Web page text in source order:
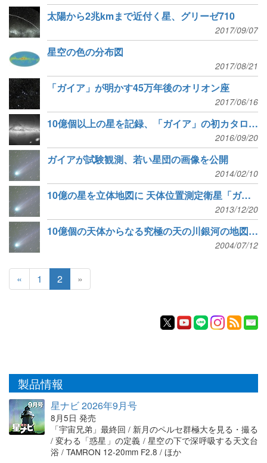
太陽から2兆kmまで近付く星、グリーゼ710
2017/09/07
星空の色の分布図
2017/08/21
「ガイア」が明かす45万年後のオリオン座
2017/06/16
10億個以上の星を記録、「ガイア」の初カタログ公開
2016/09/20
ガイアが試験観測、若い星団の画像を公開
2014/02/10
10億の星を立体地図に 天体位置測定衛星「ガイア」打ち上げ
2013/12/20
10億個の天体からなる究極の天の川銀河の地図作り
2004/07/12
« 1 2 »
製品情報
星ナビ 2026年9月号
8月5日 発売
「宇宙兄弟」最終回 / 新月のペルセ群極大を見る・撮る
/ 変わる「惑星」の定義 / 星空の下で深呼吸する天文台
浴 / TAMRON 12-20mm F2.8 / ほか